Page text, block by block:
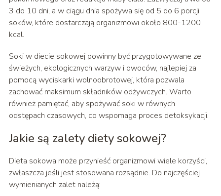
3 do 10 dni, a w ciągu dnia spożywa się od 5 do 6 porcji
soków, które dostarczają organizmowi około 800-1200
kcal.
Soki w diecie sokowej powinny być przygotowywane ze
świeżych, ekologicznych warzyw i owoców, najlepiej za
pomocą wyciskarki wolnoobrotowej, która pozwala
zachować maksimum składników odżywczych. Warto
również pamiętać, aby spożywać soki w równych
odstępach czasowych, co wspomaga proces detoksykacji.
Jakie są zalety diety sokowej?
Dieta sokowa może przynieść organizmowi wiele korzyści,
zwłaszcza jeśli jest stosowana rozsądnie. Do najczęściej
wymienianych zalet należą: